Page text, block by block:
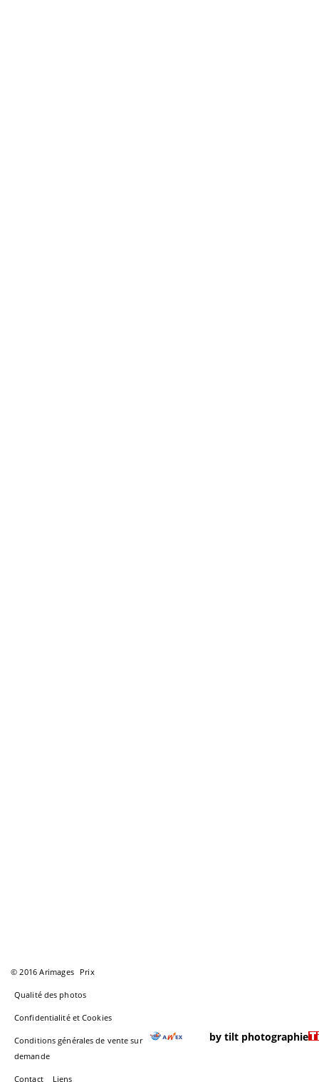
© 2016 Arimages Prix
Qualité des photos
Confidentialité et Cookies
Conditions générales de vente sur
demande
Contact Liens
by tilt photographie